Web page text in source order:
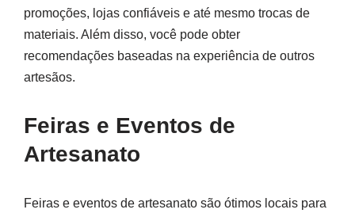
promoções, lojas confiáveis e até mesmo trocas de
materiais. Além disso, você pode obter
recomendações baseadas na experiência de outros
artesãos.
Feiras e Eventos de
Artesanato
Feiras e eventos de artesanato são ótimos locais para